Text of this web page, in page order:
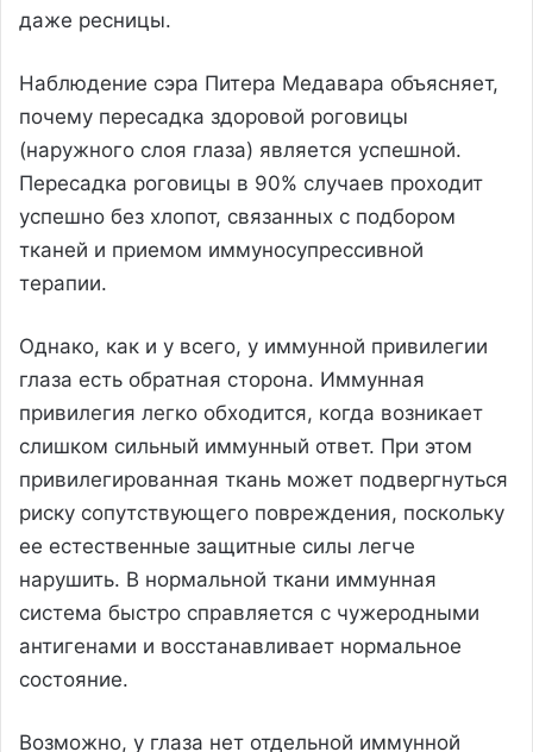
даже ресницы.
Наблюдение сэра Питера Медавара объясняет,
почему пересадка здоровой роговицы
(наружного слоя глаза) является успешной.
Пересадка роговицы в 90% случаев проходит
успешно без хлопот, связанных с подбором
тканей и приемом иммуносупрессивной
терапии.
Однако, как и у всего, у иммунной привилегии
глаза есть обратная сторона. Иммунная
привилегия легко обходится, когда возникает
слишком сильный иммунный ответ. При этом
привилегированная ткань может подвергнуться
риску сопутствующего повреждения, поскольку
ее естественные защитные силы легче
нарушить. В нормальной ткани иммунная
система быстро справляется с чужеродными
антигенами и восстанавливает нормальное
состояние.
Возможно, у глаза нет отдельной иммунной